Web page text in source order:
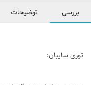
بررسی توضیحات
توری سایبان: